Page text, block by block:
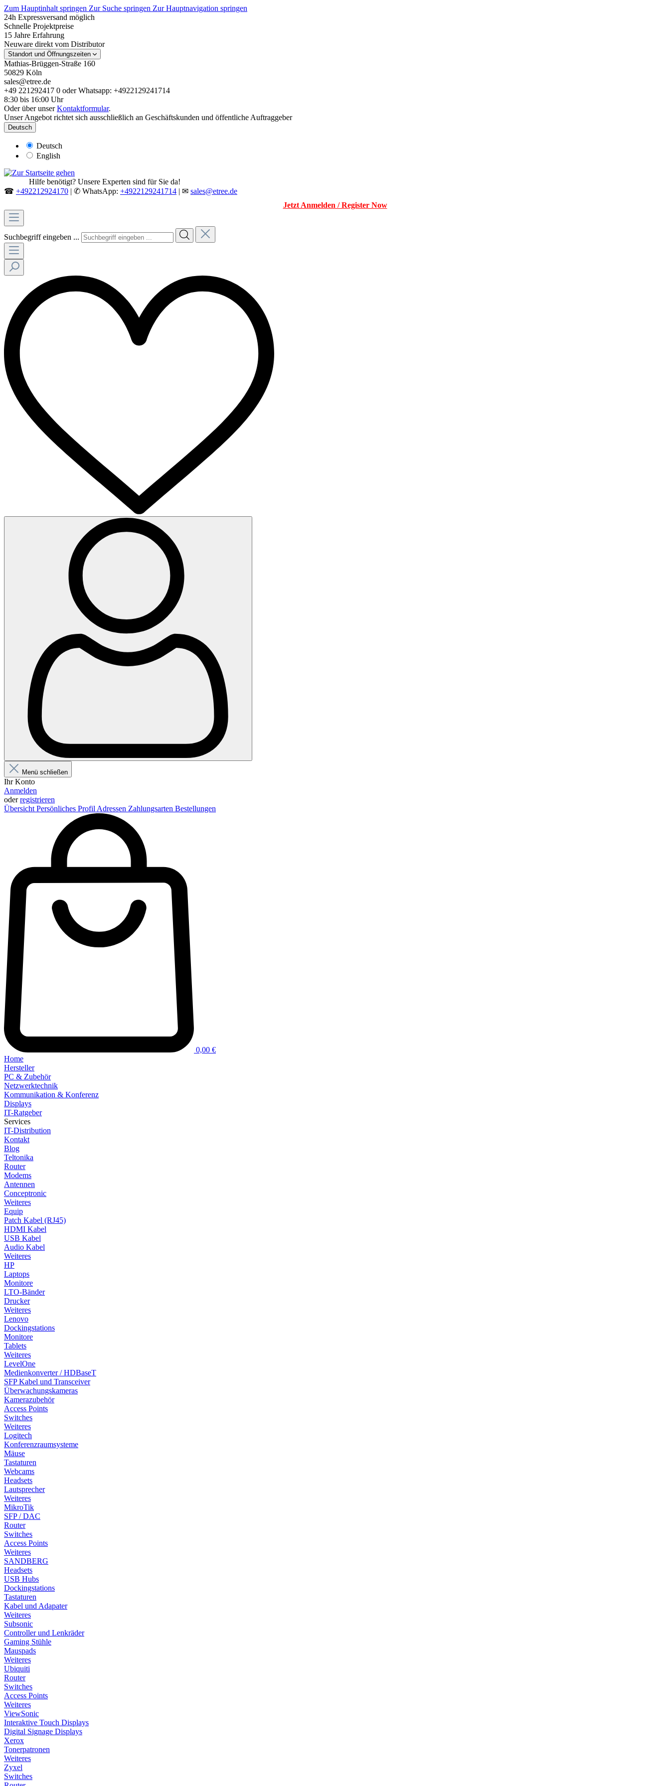
Zum Hauptinhalt springen Zur Suche springen Zur Hauptnavigation springen
24h Expressversand möglich
Schnelle Projektpreise
15 Jahre Erfahrung
Neuware direkt vom Distributor
Standort und Öffnungszeiten
Mathias-Brüggen-Straße 160
50829 Köln
sales@etree.de
+49 221292417 0 oder Whatsapp: +4922129241714
8:30 bis 16:00 Uhr
Oder über unserKontaktformular.
Unser Angebot richtet sich ausschließlich an Geschäftskunden und öffentliche Auftraggeber
Deutsch
Deutsch
English
Hilfe benötigt? Unsere Experten sind für Sie da!
☎ +492212924170 | ✆ WhatsApp: +4922129241714 | ✉ sales@etree.de
Jetzt Anmelden / Register Now
Suchbegriff eingeben ...
Menü schließen
Ihr Konto
Anmelden
oderregistrieren
Übersicht Persönliches Profil Adressen Zahlungsarten Bestellungen
0,00 €
Home
Hersteller
PC & Zubehör
Netzwerktechnik
Kommunikation & Konferenz
Displays
IT-Ratgeber
Services
IT-Distribution
Kontakt
Blog
Teltonika
Router
Modems
Antennen
Conceptronic
Weiteres
Equip
Patch Kabel (RJ45)
HDMI Kabel
USB Kabel
Audio Kabel
Weiteres
HP
Laptops
Monitore
LTO-Bänder
Drucker
Weiteres
Lenovo
Dockingstations
Monitore
Tablets
Weiteres
LevelOne
Medienkonverter / HDBaseT
SFP Kabel und Transceiver
Überwachungskameras
Kamerazubehör
Access Points
Switches
Weiteres
Logitech
Konferenzraumsysteme
Mäuse
Tastaturen
Webcams
Headsets
Lautsprecher
Weiteres
MikroTik
SFP / DAC
Router
Switches
Access Points
Weiteres
SANDBERG
Headsets
USB Hubs
Dockingstations
Tastaturen
Kabel und Adapater
Weiteres
Subsonic
Controller und Lenkräder
Gaming Stühle
Mauspads
Weiteres
Ubiquiti
Router
Switches
Access Points
Weiteres
ViewSonic
Interaktive Touch Displays
Digital Signage Displays
Xerox
Tonerpatronen
Weiteres
Zyxel
Switches